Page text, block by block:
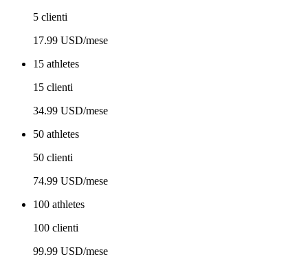
5 clienti
17.99 USD/mese
15 athletes
15 clienti
34.99 USD/mese
50 athletes
50 clienti
74.99 USD/mese
100 athletes
100 clienti
99.99 USD/mese